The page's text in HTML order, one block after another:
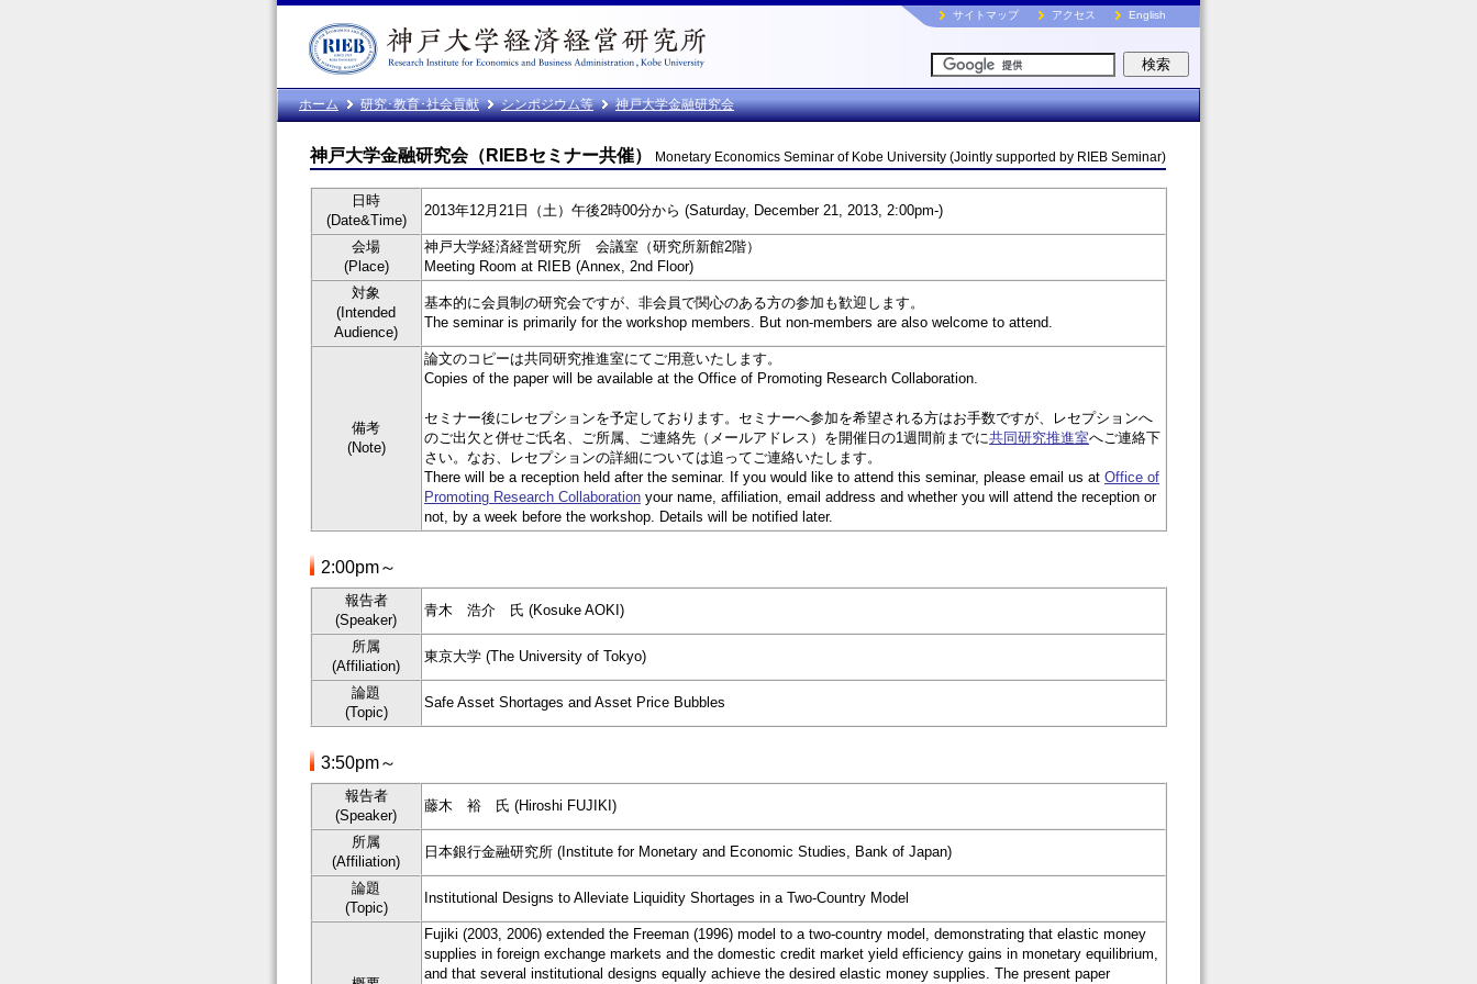
サイトマップ アクセス English
ホーム 研究･教育･社会貢献 シンポジウム等 神戸大学金融研究会
神戸大学金融研究会（RIEBセミナー共催） Monetary Economics Seminar of Kobe University (Jointly supported by RIEB Seminar)
日時
(Date&Time)
2013年12月21日（土）午後2時00分から (Saturday, December 21, 2013, 2:00pm-)
会場
(Place)
神戸大学経済経営研究所 会議室（研究所新館2階）
Meeting Room at RIEB (Annex, 2nd Floor)
対象
(Intended
Audience)
基本的に会員制の研究会ですが、非会員で関心のある方の参加も歓迎します。
The seminar is primarily for the workshop members. But non-members are also welcome to attend.
備考
(Note)
論文のコピーは共同研究推進室にてご用意いたします。
Copies of the paper will be available at the Office of Promoting Research Collaboration.
セミナー後にレセプションを予定しております。セミナーへ参加を希望される方はお手数ですが、レセプションへ
のご出欠と併せご氏名、ご所属、ご連絡先（メールアドレス）を開催日の1週間前までに共同研究推進室へご連絡下
さい。なお、レセプションの詳細については追ってご連絡いたします。
There will be a reception held after the seminar. If you would like to attend this seminar, please email us at Office of
Promoting Research Collaboration your name, affiliation, email address and whether you will attend the reception or
not, by a week before the workshop. Details will be notified later.
2:00pm～
報告者
(Speaker)
青木 浩介 氏 (Kosuke AOKI)
所属
(Affiliation)
東京大学 (The University of Tokyo)
論題
(Topic)
Safe Asset Shortages and Asset Price Bubbles
3:50pm～
報告者
(Speaker)
藤木 裕 氏 (Hiroshi FUJIKI)
所属
(Affiliation)
日本銀行金融研究所 (Institute for Monetary and Economic Studies, Bank of Japan)
論題
(Topic)
Institutional Designs to Alleviate Liquidity Shortages in a Two-Country Model
Fujiki (2003, 2006) extended the Freeman (1996) model to a two-country model, demonstrating that elastic money
supplies in foreign exchange markets and the domestic credit market yield efficiency gains in monetary equilibrium,
and that several institutional designs equally achieve the desired elastic money supplies. The present paper